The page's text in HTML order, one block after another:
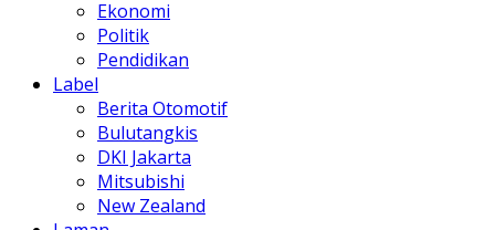
Ekonomi
Politik
Pendidikan
Label
Berita Otomotif
Bulutangkis
DKI Jakarta
Mitsubishi
New Zealand